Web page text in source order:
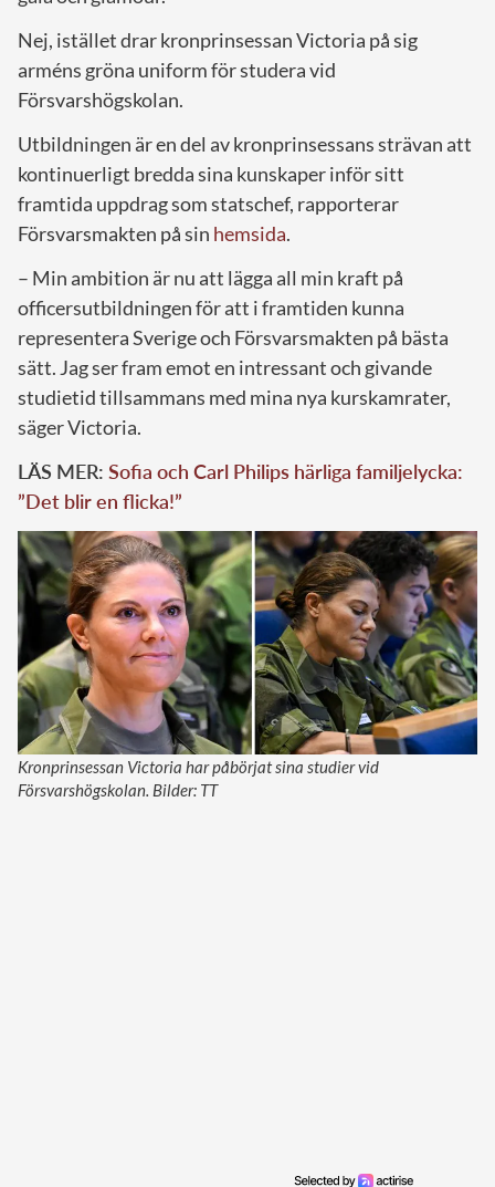
Nej, istället drar kronprinsessan Victoria på sig
arméns gröna uniform för studera vid
Försvarshögskolan.
Utbildningen är en del av kronprinsessans strävan att
kontinuerligt bredda sina kunskaper inför sitt
framtida uppdrag som statschef, rapporterar
Försvarsmakten på sin hemsida.
– Min ambition är nu att lägga all min kraft på
officersutbildningen för att i framtiden kunna
representera Sverige och Försvarsmakten på bästa
sätt. Jag ser fram emot en intressant och givande
studietid tillsammans med mina nya kurskamrater,
säger Victoria.
LÄS MER: Sofia och Carl Philips härliga familjelycka:
”Det blir en flicka!”
Kronprinsessan Victoria har påbörjat sina studier vid
Försvarshögskolan. Bilder: TT